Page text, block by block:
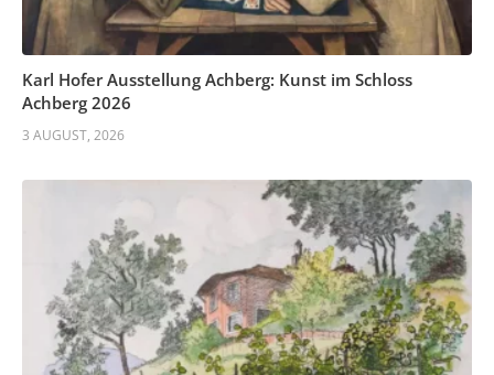
Karl Hofer Ausstellung Achberg: Kunst im Schloss
Achberg 2026
3 AUGUST, 2026